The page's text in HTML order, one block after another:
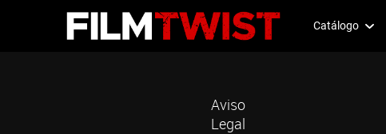
Catálogo
Aviso
Legal